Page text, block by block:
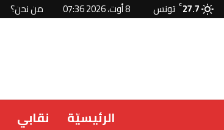
27.7
C تونس 8 أوت، 2026 07:36 من نحن؟
الرئيسيّة نقابي